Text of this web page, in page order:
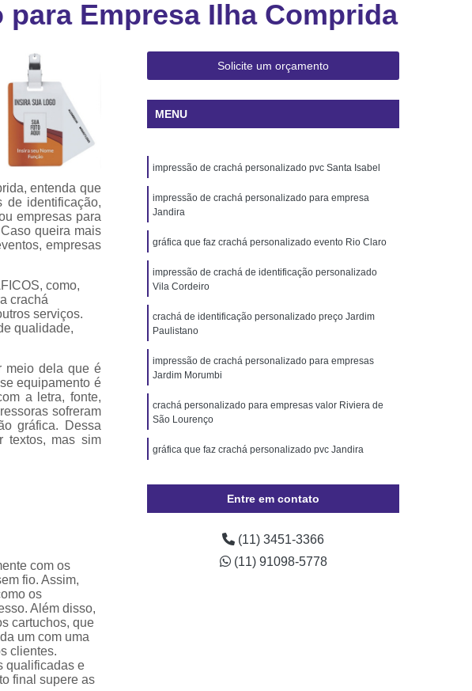
Fidelidade Pvc Rio de Janeiro
Cartão Pvc Pará
Pvc Personalizado Santa Catarina
Cordão de Crachá
de Crachá Poliéster
Cordão para Crachá
Cordão para Crachá Digital
para Crachá em Poliéster
para Crachá Personalizado
Cordão Poliéster para Crachá
Fábrica de Cordão para Crachá
Cordões para Crachás Personalizados Santa Catarina
Cordinha de Crachá Personalizada Rio de Janeiro
Cordinha para Crachá Minas Gerais
Cordinha para Crachá Personalizada Rio de Janeiro
Cordão Crachá Personalizado Rio Grande do Sul
Personalizado Pará
Cordão de Pescoço Personalizado Pará
para Crachá com Trava de Segurança Rio Grande do Sul
Cordão Personalizado Crachá Santa Catarina
Cordão Personalizado para Crachá Rio Grande do Sul
Crachá
Crachá com Chip
Crachá de Plástico
em Branco
Identificação
Crachá com Cordão Personalizado Rio de Janeiro
Crachá de Identificação Personalizado Santa Catarina
Crachá e Cordão Personalizado Minas Gerais
Empresa Ilha Comprida
entenda que
de identificação,
empresas para
queira mais
empresas
como,
crachá
serviços.
qualidade,
meio dela que é
equipamento é
a letra, fonte,
sofreram
gráfica. Dessa
textos, mas sim
com os
fio. Assim,
os
Além disso,
cartuchos, que
um com uma
clientes.
qualificadas e
final supere as
Solicite um orçamento
MENU
impressão de crachá personalizado pvc Santa Isabel
impressão de crachá personalizado para empresa
Jandira
gráfica que faz crachá personalizado evento Rio Claro
impressão de crachá de identificação personalizado
Vila Cordeiro
crachá de identificação personalizado preço Jardim
Paulistano
impressão de crachá personalizado para empresas
Jardim Morumbi
crachá personalizado para empresas valor Riviera de
São Lourenço
gráfica que faz crachá personalizado pvc Jandira
Entre em contato
(11) 3451-3366
(11) 91098-5778